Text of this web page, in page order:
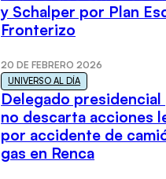
y Schalper por Plan
Fronterizo
20 DE FEBRERO 2026
UNIVERSO AL DÍA
Delegado presidencial
no descarta acciones
por accidente de
gas en Renca